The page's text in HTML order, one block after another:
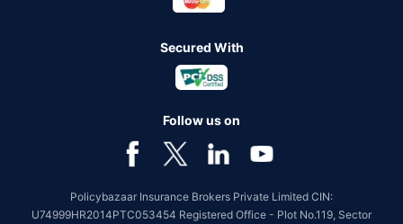
Secured With
Follow us on
Policybazaar Insurance Brokers Private Limited CIN:
U74999HR2014PTC053454 Registered Office - Plot No.119, Sector